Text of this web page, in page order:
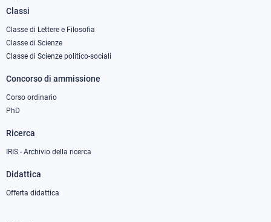
Footer
column
1
Classi
Classe di Lettere e Filosofia
Classe di Scienze
Classe di Scienze politico-sociali
Concorso di ammissione
Corso ordinario
PhD
Ricerca
IRIS - Archivio della ricerca
Didattica
Offerta didattica